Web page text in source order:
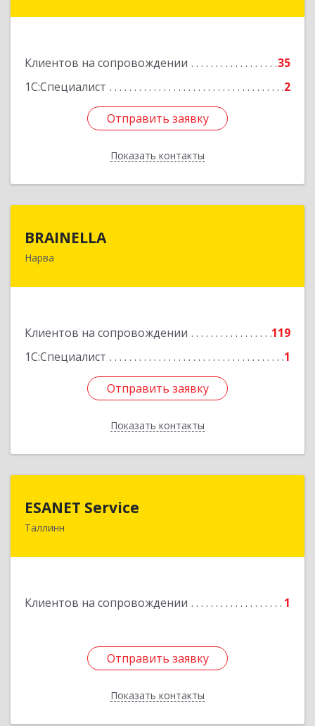
Клиентов на сопровождении
35
1С:Специалист
2
Отправить заявку
Показать контакты
Отправить заявку
Назад
BRAINELLA
Нарва
Клиентов на сопровождении
119
1С:Специалист
1
Отправить заявку
Показать контакты
Отправить заявку
Назад
ESANET Serviсe
Таллинн
Клиентов на сопровождении 1
Отправить заявку
Показать контакты
Отправить заявку
Назад